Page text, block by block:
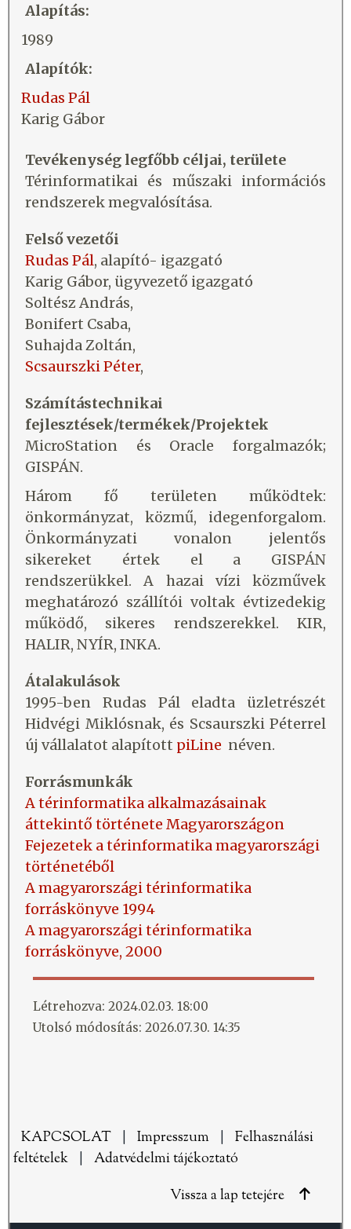
Alapítás:
1989
Alapítók:
Rudas Pál
Karig Gábor
Tevékenység legfőbb céljai, területe
Térinformatikai és műszaki információs
rendszerek megvalósítása.
Felső vezetői
Rudas Pál, alapító- igazgató
Karig Gábor, ügyvezető igazgató
Soltész András,
Bonifert Csaba,
Suhajda Zoltán,
Scsaurszki Péter,
Számítástechnikai
fejlesztések/termékek/Projektek
MicroStation és Oracle forgalmazók;
GISPÁN.
Három fő területen működtek:
önkormányzat, közmű, idegenforgalom.
Önkormányzati vonalon jelentős
sikereket értek el a GISPÁN
rendszerükkel. A hazai vízi közművek
meghatározó szállítói voltak évtizedekig
működő, sikeres rendszerekkel. KIR,
HALIR, NYÍR, INKA.
Átalakulások
1995-ben Rudas Pál eladta üzletrészét
Hidvégi Miklósnak, és Scsaurszki Péterrel
új vállalatot alapított piLine néven.
Forrásmunkák
A térinformatika alkalmazásainak
áttekintő története Magyarországon
Fejezetek a térinformatika magyarországi
történetéből
A magyarországi térinformatika
forráskönyve 1994
A magyarországi térinformatika
forráskönyve, 2000
Létrehozva: 2024.02.03. 18:00
Utolsó módosítás: 2026.07.30. 14:35
KAPCSOLAT Impresszum
Felhasználási
feltételek
Adatvédelmi tájékoztató
Vissza a lap tetejére